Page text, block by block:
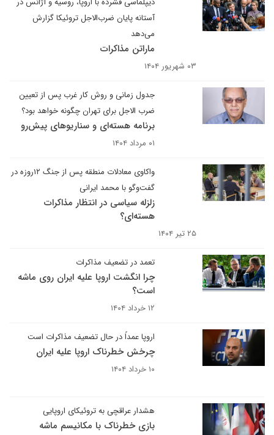
آستانه پایان ضرب‌الاجل تروئیکا گزارش
می‌دهد
ماراتن مذاکرات
۰۳ شهریور ۱۴۰۴
جدول زمانی و روش کار غرب پس از تعیین
ضرب الاجل برای تهران چگونه خواهد بود؟
برنامه هسته‌ای و سناریوهای پیش‌رو
۰۱ مرداد ۱۴۰۴
واکاوی معادلات منطقه پس از جنگ ۱۲روزه در
گفت‌وگو با محمد ایرانی
زلزله سیاسی در انتظار مذاکرات
هسته‌ای؟
۲۵ تیر ۱۴۰۴
تعمد در تضعیف مذاکرات
چرا انگشت اروپا علیه ایران روی ماشه
است؟
۱۲ خرداد ۱۴۰۴
اروپا عمداً در حال تضعیف مذاکرات است
چرخش خطرناک اروپا علیه ایران
۱۰ خرداد ۱۴۰۴
هشدار عراقچی به تروئیکای اروپایی
بازی خطرناک با مکانیسم ماشه